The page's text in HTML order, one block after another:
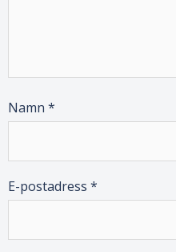
Namn *
E-postadress *